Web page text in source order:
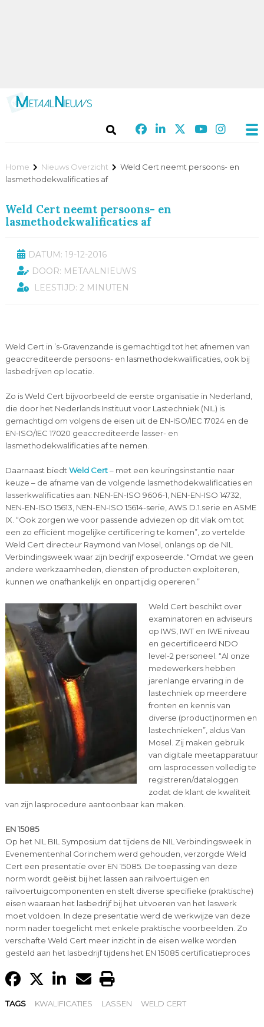
Home Nieuws Overzicht
Weld Cert neemt persoons- en
lasmethodekwalificaties af
Weld Cert neemt persoons- en
lasmethodekwalificaties af
DATUM: 19-12-2016
DOOR: METAALNIEUWS
LEESTIJD: 2 MINUTEN
Weld Cert in ’s-Gravenzande is gemachtigd tot het afnemen van
geaccrediteerde persoons- en lasmethodekwalificaties, ook bij
lasbedrijven op locatie.
Zo is Weld Cert bijvoorbeeld de eerste organisatie in Nederland,
die door het Nederlands Instituut voor Lastechniek (NIL) is
gemachtigd om volgens de eisen uit de EN-ISO/IEC 17024 en de
EN-ISO/IEC 17020 geaccrediteerde lasser- en
lasmethodekwalificaties af te nemen.
Daarnaast biedt Weld Cert– met een keuringsinstantie naar
keuze – de afname van de volgende lasmethodekwalificaties en
lasserkwalificaties aan: NEN-EN-ISO 9606-1, NEN-EN-ISO 14732,
NEN-EN-ISO 15613, NEN-EN-ISO 15614-serie, AWS D.1.serie en ASME
IX. “Ook zorgen we voor passende adviezen op dit vlak om tot
een zo efficiënt mogelijke certificering te komen”, zo vertelde
Weld Cert directeur Raymond van Mosel, onlangs op de NIL
Verbindingsweek waar zijn bedrijf exposeerde. “Omdat we geen
andere werkzaamheden, diensten of producten exploiteren,
kunnen we onafhankelijk en onpartijdig opereren.”
Weld Cert beschikt over
examinatoren en adviseurs
op IWS, IWT en IWE niveau
en gecertificeerd NDO
level-2 personeel. “Al onze
medewerkers hebben
jarenlange ervaring in de
lastechniek op meerdere
fronten en kennis van
diverse (product)normen en
lastechnieken”, aldus Van
Mosel. Zij maken gebruik
van digitale meetapparatuur
om lasprocessen volledig te
registreren/dataloggen
zodat de klant de kwaliteit
van zijn lasprocedure aantoonbaar kan maken.
EN 15085
Op het NIL BIL Symposium dat tijdens de NIL Verbindingsweek in
Evenementenhal Gorinchem werd gehouden, verzorgde Weld
Cert een presentatie over EN 15085. De toepassing van deze
norm wordt geëist bij het lassen aan railvoertuigen en
railvoertuigcomponenten en stelt diverse specifieke (praktische)
eisen waaraan het lasbedrijf bij het uitvoeren van het laswerk
moet voldoen. In deze presentatie werd de werkwijze van deze
norm nader toegelicht met enkele praktische voorbeelden. Zo
verschafte Weld Cert meer inzicht in de eisen welke worden
gesteld aan het lasbedrijf tijdens het EN 15085 certificatieproces
TAGS KWALIFICATIES LASSEN WELD CERT